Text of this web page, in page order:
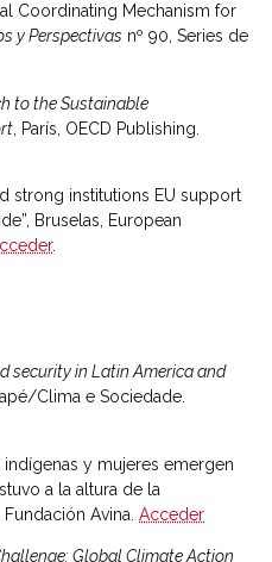
Coordinating Mechanism for
y Perspectivas nº 90, Series de
to the Sustainable
, París, OECD Publishing.
strong institutions EU support
Bruselas, European
.
security in Latin America and
Clima e Sociedade.
indígenas y mujeres emergen
a la altura de la
, Fundación Avina. Acceder
Global Climate Action